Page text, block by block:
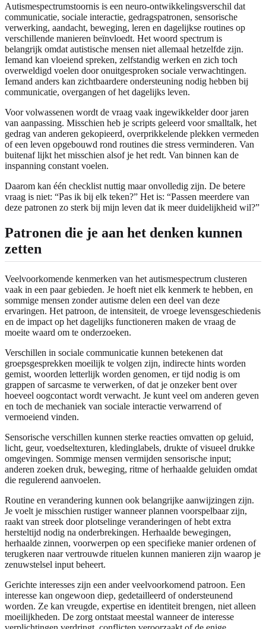
Autismespectrumstoornis is een neuro-ontwikkelingsverschil dat
communicatie, sociale interactie, gedragspatronen, sensorische
verwerking, aandacht, beweging, leren en dagelijkse routines op
verschillende manieren beïnvloedt. Het woord spectrum is
belangrijk omdat autistische mensen niet allemaal hetzelfde zijn.
Iemand kan vloeiend spreken, zelfstandig werken en zich toch
overweldigd voelen door onuitgesproken sociale verwachtingen.
Iemand anders kan zichtbaardere ondersteuning nodig hebben bij
communicatie, overgangen of het dagelijks leven.
Voor volwassenen wordt de vraag vaak ingewikkelder door jaren
van aanpassing. Misschien heb je scripts geleerd voor smalltalk, het
gedrag van anderen gekopieerd, overprikkelende plekken vermeden
of een leven opgebouwd rond routines die stress verminderen. Van
buitenaf lijkt het misschien alsof je het redt. Van binnen kan de
inspanning constant voelen.
Daarom kan één checklist nuttig maar onvolledig zijn. De betere
vraag is niet: “Pas ik bij elk teken?” Het is: “Passen meerdere van
deze patronen zo sterk bij mijn leven dat ik meer duidelijkheid wil?”
Patronen die je aan het denken kunnen
zetten
Veelvoorkomende kenmerken van het autismespectrum clusteren
vaak in een paar gebieden. Je hoeft niet elk kenmerk te hebben, en
sommige mensen zonder autisme delen een deel van deze
ervaringen. Het patroon, de intensiteit, de vroege levensgeschiedenis
en de impact op het dagelijks functioneren maken de vraag de
moeite waard om te onderzoeken.
Verschillen in sociale communicatie kunnen betekenen dat
groepsgesprekken moeilijk te volgen zijn, indirecte hints worden
gemist, woorden letterlijk worden genomen, er tijd nodig is om
grappen of sarcasme te verwerken, of dat je onzeker bent over
hoeveel oogcontact wordt verwacht. Je kunt veel om anderen geven
en toch de mechaniek van sociale interactie verwarrend of
vermoeiend vinden.
Sensorische verschillen kunnen sterke reacties omvatten op geluid,
licht, geur, voedseltexturen, kledinglabels, drukte of visueel drukke
omgevingen. Sommige mensen vermijden sensorische input;
anderen zoeken druk, beweging, ritme of herhaalde geluiden omdat
die regulerend aanvoelen.
Routine en verandering kunnen ook belangrijke aanwijzingen zijn.
Je voelt je misschien rustiger wanneer plannen voorspelbaar zijn,
raakt van streek door plotselinge veranderingen of hebt extra
hersteltijd nodig na onderbrekingen. Herhaalde bewegingen,
herhaalde zinnen, voorwerpen op een specifieke manier ordenen of
terugkeren naar vertrouwde rituelen kunnen manieren zijn waarop je
zenuwstelsel input beheert.
Gerichte interesses zijn een ander veelvoorkomend patroon. Een
interesse kan ongewoon diep, gedetailleerd of ondersteunend
worden. Ze kan vreugde, expertise en identiteit brengen, niet alleen
moeilijkheden. De zorg ontstaat meestal wanneer de interesse